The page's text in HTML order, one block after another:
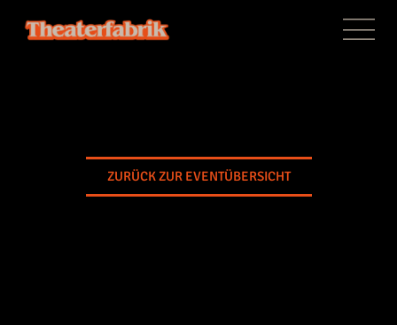
ZURÜCK ZUR EVENTÜBERSICHT